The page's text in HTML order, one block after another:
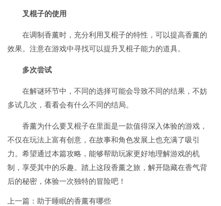
叉棍子的使用
在调制香薰时，充分利用叉棍子的特性，可以提高香薰的
效果。注意在游戏中寻找可以提升叉棍子能力的道具。
多次尝试
在解谜环节中，不同的选择可能会导致不同的结果，不妨
多试几次，看看会有什么不同的结局。
香薰为什么要叉棍子在里面是一款值得深入体验的游戏，
不仅在玩法上富有创意，在故事和角色发展上也充满了吸引
力。希望通过本篇攻略，能够帮助玩家更好地理解游戏的机
制，享受其中的乐趣。踏上这段香薰之旅，解开隐藏在香气背
后的秘密，体验一次独特的冒险吧！
上一篇： 助于睡眠的香薰有哪些